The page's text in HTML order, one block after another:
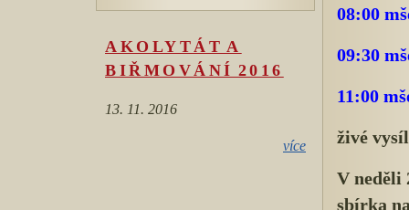
08:00
09:30
11:00
živé
V neděli
sbírka
AKOLYTÁT A
BIŘMOVÁNÍ 2016
13. 11. 2016
více